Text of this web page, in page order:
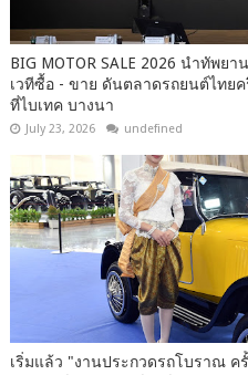
BIG MOTOR SALE 2026 นำทัพ
เวทีซื้อ - ขาย ดันตลาดรถยนต์ไทย
ที่ไบเทค บางนา
July 23, 2026 undefined
เริ่มแล้ว "งานประกวดรถโบราณ